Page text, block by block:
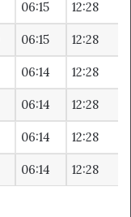
06:15 12:28
06:15 12:28
06:14 12:28
06:14 12:28
06:14 12:28
06:14 12:28